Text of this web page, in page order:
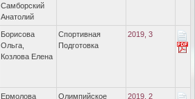
Самборский
Анатолий
Борисова
Ольга,
Козлова Елена
Спортивная
Подготовка
2019, 3
Ермолова
Олимпийское
2019, 2